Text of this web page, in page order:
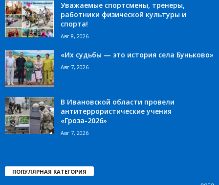
Уважаемые спортсмены, тренеры,
работники физической культуры и
спорта!
Авг 8, 2026
«Их судьбы — это история села Буньково»
Авг 7, 2026
В Ивановской области провели
антитеррористические учения
«Гроза-2026»
Авг 7, 2026
ПОПУЛЯРНАЯ КАТЕГОРИЯ